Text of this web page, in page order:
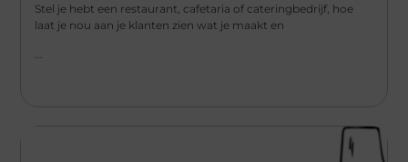
Stel je hebt een restaurant, cafetaria of cateringbedrijf, hoe
laat je nou aan je klanten zien wat je maakt en
...